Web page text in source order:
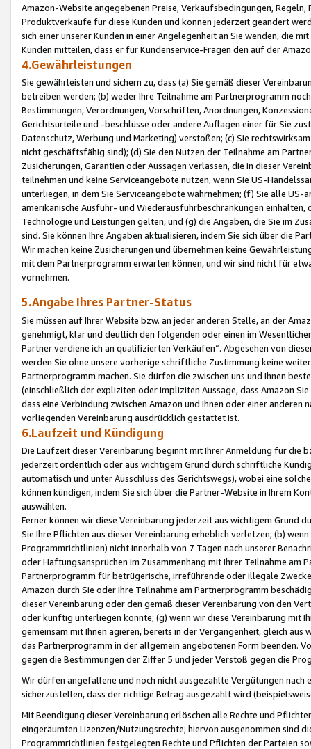
Amazon-Website angegebenen Preise, Verkaufsbedingungen,
Produktverkäufe für diese Kunden und können jederzeit geändert
sich einer unserer Kunden in einer Angelegenheit an Sie wenden, die
Kunden mitteilen, dass er für Kundenservice-Fragen den auf der
4.Gewährleistungen
Sie gewährleisten und sichern zu, dass (a) Sie gemäß dieser
betreiben werden; (b) weder Ihre Teilnahme am Partnerprogramm
Bestimmungen, Verordnungen, Vorschriften, Anordnungen,
Gerichtsurteile und -beschlüsse oder andere Auflagen einer für Sie
Datenschutz, Werbung und Marketing) verstoßen; (c) Sie
nicht geschäftsfähig sind); (d) Sie den Nutzen der Teilnahme am
Zusicherungen, Garantien oder Aussagen verlassen, die in dieser
teilnehmen und keine Serviceangebote nutzen, wenn Sie US-
unterliegen, in dem Sie Serviceangebote wahrnehmen; (f) Sie alle
amerikanische Ausfuhr- und Wiederausfuhrbeschränkungen
Technologie und Leistungen gelten, und (g) die Angaben, die Sie im
sind. Sie können Ihre Angaben aktualisieren, indem Sie sich über die
Wir machen keine Zusicherungen und übernehmen keine
mit dem Partnerprogramm erwarten können, und wir sind nicht für
vornehmen.
5.Angabe Ihres Partner-Status
Sie müssen auf Ihrer Website bzw. an jeder anderen Stelle, an der
genehmigt, klar und deutlich den folgenden oder einen im
Partner verdiene ich an qualifizierten Verkäufen“. Abgesehen von
werden Sie ohne unsere vorherige schriftliche Zustimmung keine
Partnerprogramm machen. Sie dürfen die zwischen uns und Ihnen
(einschließlich der expliziten oder impliziten Aussage, dass Amazon
dass eine Verbindung zwischen Amazon und Ihnen oder einer
vorliegenden Vereinbarung ausdrücklich gestattet ist.
6.Laufzeit und Kündigung
Die Laufzeit dieser Vereinbarung beginnt mit Ihrer Anmeldung für die
jederzeit ordentlich oder aus wichtigem Grund durch schriftliche
automatisch und unter Ausschluss des Gerichtswegs), wobei eine
können kündigen, indem Sie sich über die Partner-Website in Ihrem
auswählen.
Ferner können wir diese Vereinbarung jederzeit aus wichtigem Grund
Sie Ihre Pflichten aus dieser Vereinbarung erheblich verletzen; (b)
Programmrichtlinien) nicht innerhalb von 7 Tagen nach unserer
oder Haftungsansprüchen im Zusammenhang mit Ihrer Teilnahme am
Partnerprogramm für betrügerische, irreführende oder illegale
Amazon durch Sie oder Ihre Teilnahme am Partnerprogramm
dieser Vereinbarung oder den gemäß dieser Vereinbarung von den
oder künftig unterliegen könnte; (g) wenn wir diese Vereinbarung mit
gemeinsam mit Ihnen agieren, bereits in der Vergangenheit, gleich
das Partnerprogramm in der allgemein angebotenen Form beenden.
gegen die Bestimmungen der Ziffer 5 und jeder Verstoß gegen die
Wir dürfen angefallene und noch nicht ausgezahlte Vergütungen
sicherzustellen, dass der richtige Betrag ausgezahlt wird
Mit Beendigung dieser Vereinbarung erlöschen alle Rechte und
eingeräumten Lizenzen/Nutzungsrechte; hiervon ausgenommen sind
Programmrichtlinien festgelegten Rechte und Pflichten der Parteien